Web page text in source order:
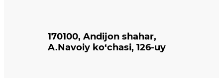
170100, Andijon shahar,
A.Navoiy ko‘chasi, 126-uy